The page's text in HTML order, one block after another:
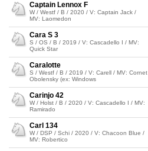
Captain Lennox F
W / Westf / B / 2020 / V: Captain Jack /
MV: Laomedon
Cara S 3
S / OS / B / 2019 / V: Cascadello I / MV:
Quick Star
Caralotte
S / Westf / B / 2019 / V: Carell / MV: Cornet
Obolensky (ex: Windows
Carinjo 42
W / Holst / B / 2020 / V: Cascadello I / MV:
Ramirado
Carl 134
W / DSP / Schi / 2020 / V: Chacoon Blue /
MV: Robertico